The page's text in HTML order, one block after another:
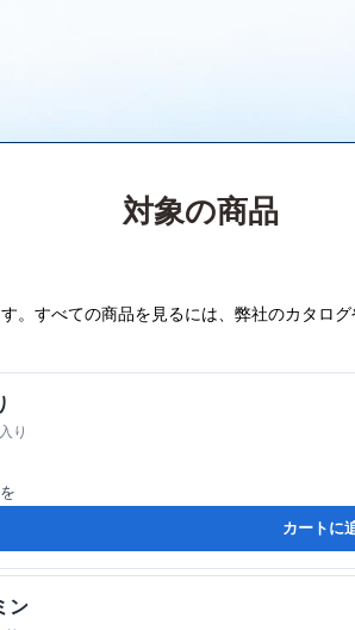
対象の商品
。すべての商品を見るには、弊社のカタロ
り
カートに
ン